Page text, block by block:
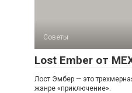
Советы
Lost Ember от
Лост Эмбер — это
жанре «приключение».